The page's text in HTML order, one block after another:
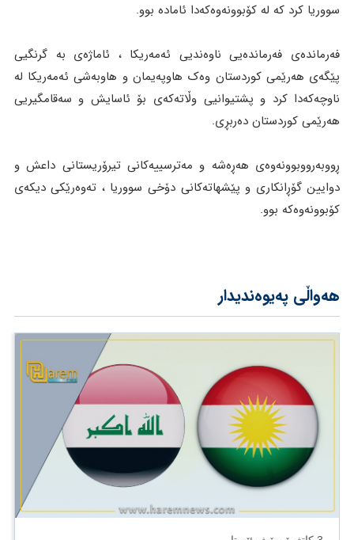
سووريا كرد کە لە کۆبوونەوەکەدا ئامادە بوو.
فەرماندەی فەرماندەیی ناوەندیی ئەمەریکا ، ئاماژەی بە گرنگیی
پێگەی هەرێمی کوردستان وەک هاوپەیمان و هاوبەشی ئەمەریکا لە
ناوچەکەدا کرد و پشتیوانیی وڵاتەکەی بۆ ئاسایش و سەقامگیریی
هەرێمی کوردستان دەربڕی.
ڕووبەرووبوونەوەی هەڕەشە و مەترسییەکانی تیرۆریستانی داعش و
دوایین گۆڕانکاری و پێشهاتەکانی دۆخی سووریا ، تەوەرێکی دیکەی
کۆبوونەوەکە بوو.
هەواڵی پەیوەندیدار